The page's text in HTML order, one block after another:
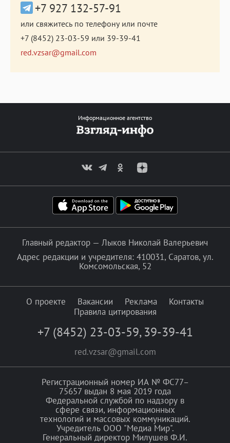
+7 927 132-57-91
или свяжитесь по телефону или почте
+7 (8452) 23-03-59 или 39-39-41
red.vzsar@gmail.com
Информационное агентство
Главный редактор — Лыков Николай Валерьевич
Адрес редакции и учредителя: 410031, Саратов, ул.
Комсомольская, 52
О проекте Вакансии Реклама
Контакты
Правила цитирования
+7 (8452) 23-03-59, 39-39-41
red.vzsar@gmail.com
Регистрационный номер ИА № ФС77–
75657 выдан 8 мая 2019 года
Федеральной службой по надзору в
сфере связи, информационных
технологий и массовых коммуникаций.
Учредитель ООО "Медиа Мир".
Генеральный директор Милушев Ф.И.